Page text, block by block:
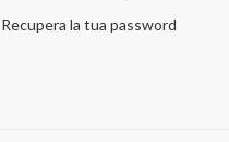
Recupera la tua password